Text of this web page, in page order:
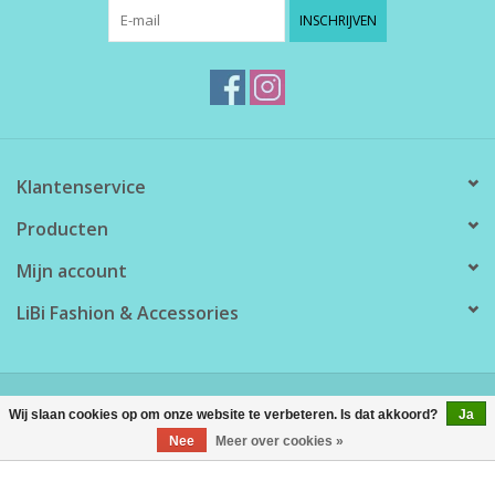
INSCHRIJVEN
Klantenservice
Producten
Mijn account
LiBi Fashion & Accessories
Lightspeed
Wij slaan cookies op om onze website te verbeteren. Is dat akkoord?
Ja
Nee
Meer over cookies »